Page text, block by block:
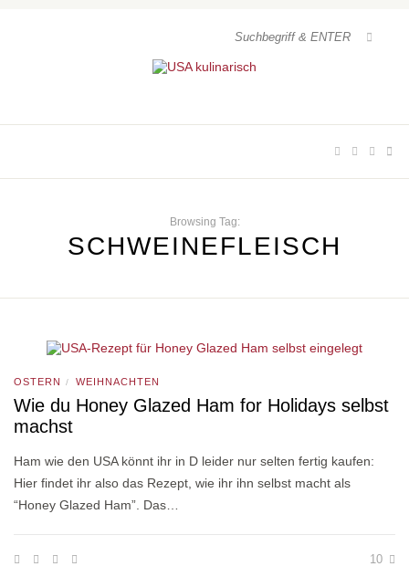
Browsing Tag:
SCHWEINEFLEISCH
OSTERN / WEIHNACHTEN
Wie du Honey Glazed Ham for Holidays selbst
machst
Ham wie den USA könnt ihr in D leider nur selten fertig kaufen:
Hier findet ihr also das Rezept, wie ihr ihn selbst macht als
“Honey Glazed Ham”. Das…
10